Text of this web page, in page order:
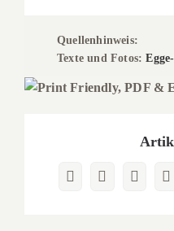
Quellenhinweis:
Texte und Fotos:
Facebook
X Reddit